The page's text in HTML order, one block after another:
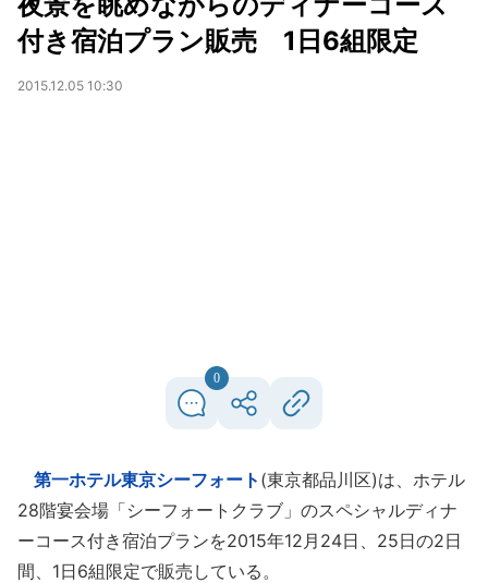
付き宿泊プラン販売 1日6組限定
2015.12.05 10:30
0
第一ホテル東京シーフォート (東京都品川区)は、ホテル
28階宴会場「シーフォートクラブ」のスペシャルディナ
ーコース付き宿泊プランを2015年12月24日、25日の2日
間、1日6組限定で販売している。